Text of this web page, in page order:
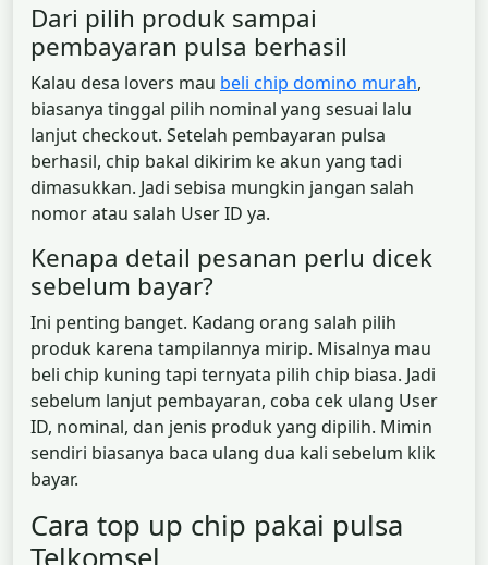
Dari pilih produk sampai
pembayaran pulsa berhasil
Kalau desa lovers mau beli chip domino murah,
biasanya tinggal pilih nominal yang sesuai lalu
lanjut checkout. Setelah pembayaran pulsa
berhasil, chip bakal dikirim ke akun yang tadi
dimasukkan. Jadi sebisa mungkin jangan salah
nomor atau salah User ID ya.
Kenapa detail pesanan perlu dicek
sebelum bayar?
Ini penting banget. Kadang orang salah pilih
produk karena tampilannya mirip. Misalnya mau
beli chip kuning tapi ternyata pilih chip biasa. Jadi
sebelum lanjut pembayaran, coba cek ulang User
ID, nominal, dan jenis produk yang dipilih. Mimin
sendiri biasanya baca ulang dua kali sebelum klik
bayar.
Cara top up chip pakai pulsa